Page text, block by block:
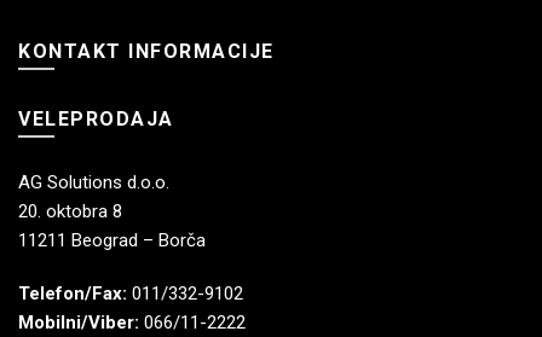
KONTAKT INFORMACIJE
VELEPRODAJA
AG Solutions d.o.o.
20. oktobra 8
11211 Beograd – Borča
Telefon/Fax: 011/332-9102
Mobilni/Viber: 066/11-2222